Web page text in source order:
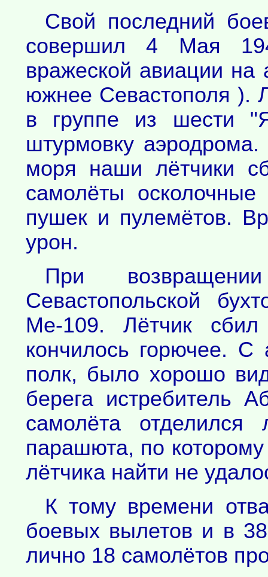
Свой последний
совершил 4 Мая
вражеской авиации
южнее Севастополя ).
в группе из шести
штурмовку
моря наши лётчики
самолёты
пушек и пулемётов.
урон.
При
Севастопольской
Ме-109. Лётчик
кончилось горючее. С
полк, было хорошо
берега истребитель
самолёта отделился
парашюта, по
лётчика найти не
К тому времени
боевых вылетов и в
лично 18 самолётов